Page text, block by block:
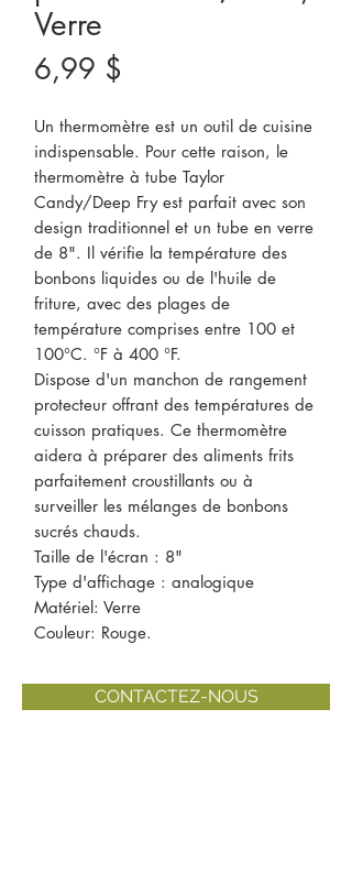
Verre
6,99 $
Un thermomètre est un outil de cuisine
indispensable. Pour cette raison, le
thermomètre à tube Taylor
Candy/Deep Fry est parfait avec son
design traditionnel et un tube en verre
de 8". Il vérifie la température des
bonbons liquides ou de l'huile de
friture, avec des plages de
température comprises entre 100 et
100°C. °F à 400 °F.
Dispose d'un manchon de rangement
protecteur offrant des températures de
cuisson pratiques. Ce thermomètre
aidera à préparer des aliments frits
parfaitement croustillants ou à
surveiller les mélanges de bonbons
sucrés chauds.
Taille de l'écran : 8"
Type d'affichage : analogique
Matériel: Verre
Couleur: Rouge.
CONTACTEZ-NOUS